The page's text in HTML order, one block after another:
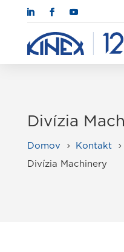
Divízia
Domov 5 Kontakt 5
Divízia Machinery